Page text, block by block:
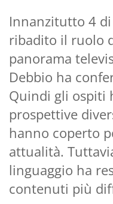
Innanzitutto 4
ribadito il ruolo
panorama
Debbio ha
Quindi gli ospiti
prospettive
hanno coperto
attualità.
linguaggio ha
contenuti più